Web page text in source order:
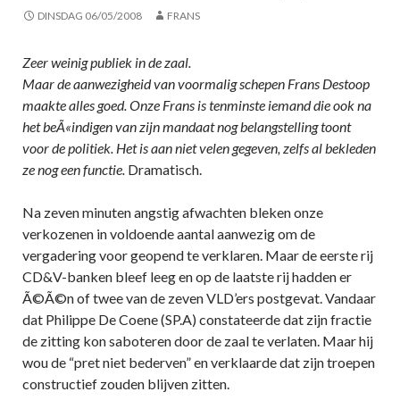
DINSDAG 06/05/2008 FRANS
Zeer weinig publiek in de zaal.
Maar de aanwezigheid van voormalig schepen Frans Destoop
maakte alles goed. Onze Frans is tenminste iemand die ook na
het beÃ«indigen van zijn mandaat nog belangstelling toont
voor de politiek. Het is aan niet velen gegeven, zelfs al bekleden
ze nog een functie. Dramatisch.
Na zeven minuten angstig afwachten bleken onze
verkozenen in voldoende aantal aanwezig om de
vergadering voor geopend te verklaren. Maar de eerste rij
CD&V-banken bleef leeg en op de laatste rij hadden er
Ã©Ã©n of twee van de zeven VLD’ers postgevat. Vandaar
dat Philippe De Coene (SP.A) constateerde dat zijn fractie
de zitting kon saboteren door de zaal te verlaten. Maar hij
wou de “pret niet bederven” en verklaarde dat zijn troepen
constructief zouden blijven zitten.